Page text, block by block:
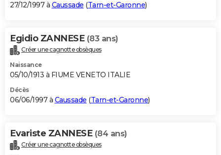
27/12/1997 à Caussade (Tarn-et-Garonne)
Egidio ZANNESE (83 ans)
Créer une cagnotte obsèques
Naissance
05/10/1913 à FIUME VENETO ITALIE
Décès
06/06/1997 à Caussade (Tarn-et-Garonne)
Evariste ZANNESE (84 ans)
Créer une cagnotte obsèques